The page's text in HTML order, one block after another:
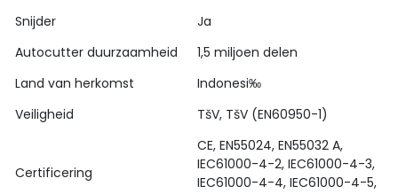
Snijder
Ja
Autocutter duurzaamheid
1,5 miljoen delen
Land van herkomst
Indonesi‰
Veiligheid
TšV, TšV (EN60950-1)
Certificering
CE, EN55024, EN55032 A,
IEC61000-4-2, IEC61000-4-3,
IEC61000-4-4, IEC61000-4-5,